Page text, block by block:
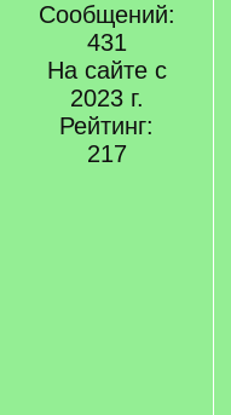
Сообщений:
431
На сайте с
2023 г.
Рейтинг:
217